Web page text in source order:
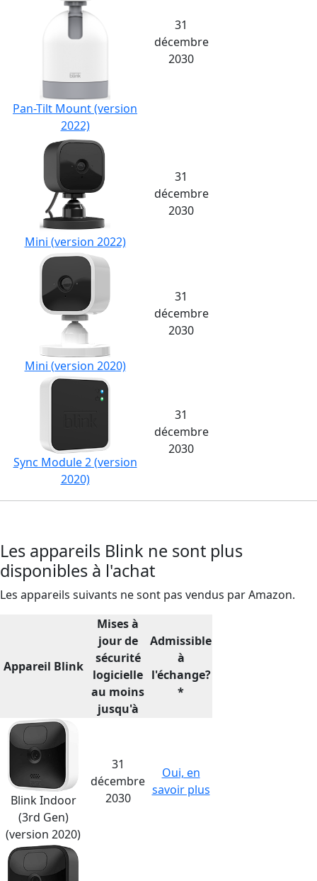
Pan-Tilt Mount (version
2022)
31
décembre
2030
Mini (version 2022)
31
décembre
2030
Mini (version 2020)
31
décembre
2030
Sync Module 2 (version
2020)
31
décembre
2030
Les appareils Blink ne sont plus
disponibles à l'achat
Les appareils suivants ne sont pas vendus par Amazon.
Appareil Blink
Mises à
jour de
sécurité
logicielle
au moins
jusqu'à
Admissible
à
l'échange?
*
Blink Indoor
(3rd Gen)
(version 2020)
31
décembre
2030
Oui, en
savoir plus